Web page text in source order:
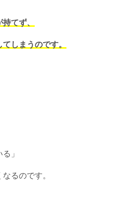
てず、
しまうのです。
」
るのです。